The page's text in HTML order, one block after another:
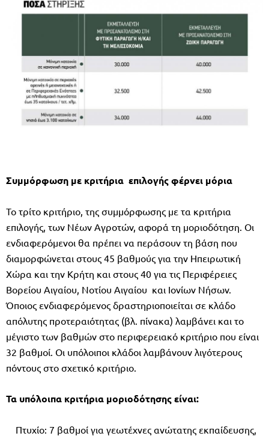
Συμμόρφωση με κριτήρια επιλογής φέρνει μόρια
Το τρίτο κριτήριο, της συµµόρφωσης µε τα κριτήρια
επιλογής, των Νέων Αγροτών, αφορά τη µοριοδότηση. Οι
ενδιαφερόµενοι θα πρέπει να περάσουν τη βάση που
διαµορφώνεται στους 45 βαθµούς για την Ηπειρωτική
Χώρα και την Κρήτη και στους 40 για τις Περιφέρειες
Βορείου Αιγαίου, Νοτίου Αιγαίου και Ιονίων Νήσων.
Όποιος ενδιαφερόµενος δραστηριοποιείται σε κλάδο
απόλυτης προτεραιότητας (βλ. πίνακα) λαµβάνει και το
µέγιστο των βαθµών στο περιφερειακό κριτήριο που είναι
32 βαθµοί. Οι υπόλοιποι κλάδοι λαµβάνουν λιγότερους
πόντους στο σχετικό κριτήριο.
Τα υπόλοιπα κριτήρια µοριοδότησης είναι:
Πτυχίο: 7 βαθµοί για γεωτέχνες ανώτατης εκπαίδευσης,